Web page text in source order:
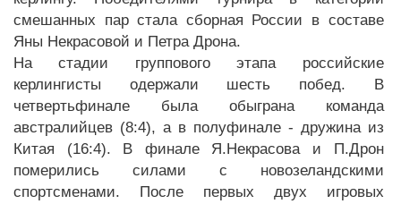
смешанных пар стала сборная России в составе
Яны Некрасовой и Петра Дрона.
На стадии группового этапа российские
керлингисты одержали шесть побед. В
четвертьфинале была обыграна команда
австралийцев (8:4), а в полуфинале - дружина из
Китая (16:4). В финале Я.Некрасова и П.Дрон
померились силами с новозеландскими
спортсменами. После первых двух игровых